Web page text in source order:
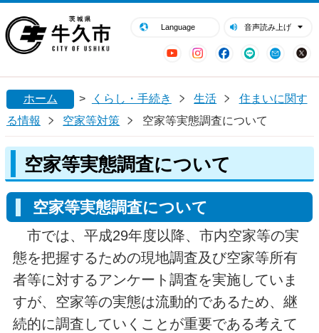
Language 音声読み上げ
YouTubeInstagram
Facebook
LINE Mail
閉じる
ホーム > くらし・手続き 生活
住まいに関す
る情報
空家等対策 空家等実態調査について
空家等実態調査について
空家等実態調査について
市では、平成29年度以降、市内空家等の実
態を把握するための現地調査及び空家等所有
者等に対するアンケート調査を実施していま
すが、空家等の実態は流動的であるため、継
続的に調査していくことが重要である考えて